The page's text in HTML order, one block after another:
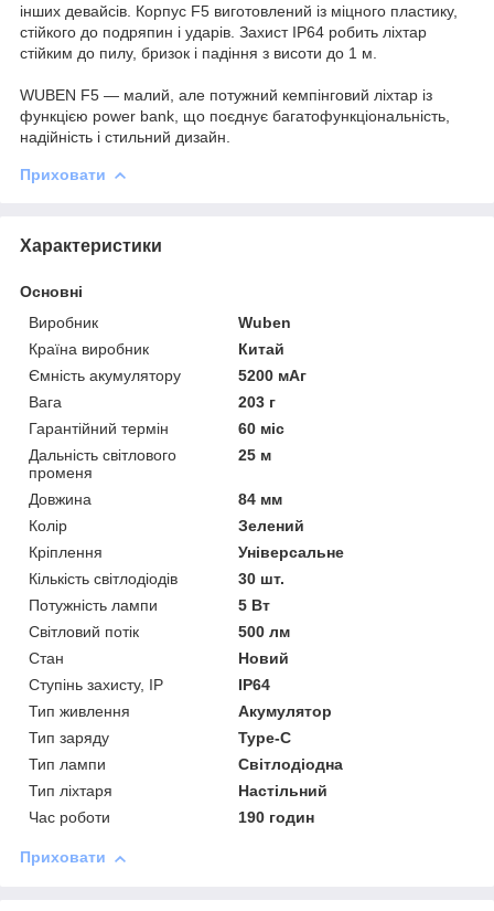
інших девайсів. Корпус F5 виготовлений із міцного пластику,
стійкого до подряпин і ударів. Захист IP64 робить ліхтар
стійким до пилу, бризок і падіння з висоти до 1 м.
WUBEN F5 — малий, але потужний кемпінговий ліхтар із
функцією power bank, що поєднує багатофункціональність,
надійність і стильний дизайн.
Приховати
Характеристики
Основні
Виробник
Wuben
Країна виробник
Китай
Ємність акумулятору
5200 мАг
Вага
203 г
Гарантійний термін
60 міс
Дальність світлового
променя
25 м
Довжина
84 мм
Колір
Зелений
Кріплення
Універсальне
Кількість світлодіодів
30 шт.
Потужність лампи
5 Вт
Світловий потік
500 лм
Стан
Новий
Ступінь захисту, IP
IP64
Тип живлення
Акумулятор
Тип заряду
Type-C
Тип лампи
Світлодіодна
Тип ліхтаря
Настільний
Час роботи
190 годин
Приховати